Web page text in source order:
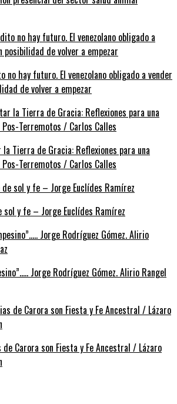
no hay futuro. El venezolano obligado a vender
de volver a empezar
Tierra de Gracia: Reflexiones para una
Pos-Terremotos / Carlos Calles
sol y fe – Jorge Euclídes Ramírez
Jorge Rodríguez Gómez. Alirio Rangel
de Carora son Fiesta y Fe Ancestral / Lázaro